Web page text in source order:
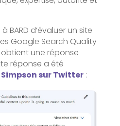
BARD d’évaluer un site
Google Search Quality
une réponse
réponse a été
sur Twitter: